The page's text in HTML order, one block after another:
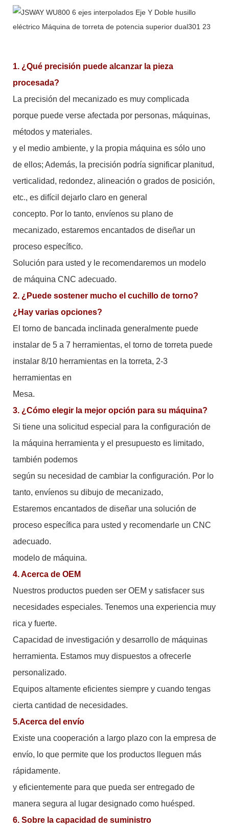
1. ¿Qué precisión puede alcanzar la pieza
procesada?
La precisión del mecanizado es muy complicada
porque puede verse afectada por personas, máquinas,
métodos y materiales.
y el medio ambiente, y la propia máquina es sólo uno
de ellos; Además, la precisión podría significar planitud,
verticalidad, redondez, alineación o grados de posición,
etc., es difícil dejarlo claro en general
concepto. Por lo tanto, envíenos su plano de
mecanizado, estaremos encantados de diseñar un
proceso específico.
Solución para usted y le recomendaremos un modelo
de máquina CNC adecuado.
2. ¿Puede sostener mucho el cuchillo de torno?
¿Hay varias opciones?
El torno de bancada inclinada generalmente puede
instalar de 5 a 7 herramientas, el torno de torreta puede
instalar 8/10 herramientas en la torreta, 2-3
herramientas en
Mesa.
3. ¿Cómo elegir la mejor opción para su máquina?
Si tiene una solicitud especial para la configuración de
la máquina herramienta y el presupuesto es limitado,
también podemos
según su necesidad de cambiar la configuración. Por lo
tanto, envíenos su dibujo de mecanizado,
Estaremos encantados de diseñar una solución de
proceso específica para usted y recomendarle un CNC
adecuado.
modelo de máquina.
4. Acerca de OEM
Nuestros productos pueden ser OEM y satisfacer sus
necesidades especiales. Tenemos una experiencia muy
rica y fuerte.
Capacidad de investigación y desarrollo de máquinas
herramienta. Estamos muy dispuestos a ofrecerle
personalizado.
Equipos altamente eficientes siempre y cuando tengas
cierta cantidad de necesidades.
5.Acerca del envío
Existe una cooperación a largo plazo con la empresa de
envío, lo que permite que los productos lleguen más
rápidamente.
y eficientemente para que pueda ser entregado de
manera segura al lugar designado como huésped.
6. Sobre la capacidad de suministro